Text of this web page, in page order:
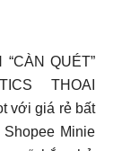
QUÉT”
THOAI
với giá rẻ bất
Minie